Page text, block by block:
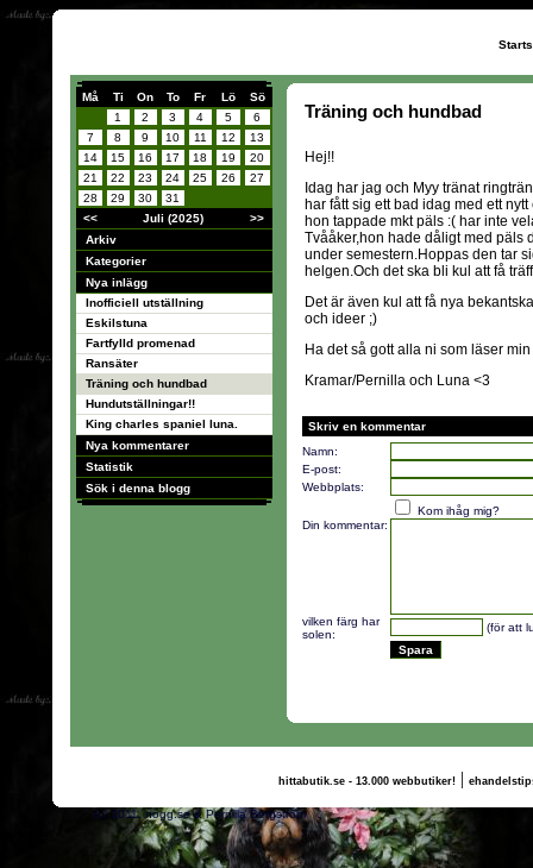
Må Ti On To Fr Lö
Sö
1
2 3 4 5
6
7
8 9 10 11 12
13
14
15 16 17 18 19
20
21
22 23 24 25 26
27
28
29 30
31
<<
Juli (2025)
>>
Arkiv
Kategorier
Nya inlägg
Inofficiell utställning
Eskilstuna
Fartfylld promenad
Ransäter
Träning och hundbad
Hundutställningar!!
King charles spaniel luna.
Nya kommentarer
Statistik
Sök i denna blogg
Träning och hundbad
Hej!!
Idag har jag och Myy tränat
har fått sig ett bad idag med ett
hon tappade mkt päls :( har inte
Tvååker,hon hade dåligt med päls
under semestern.Hoppas den tar
helgen.Och det ska bli kul att få
Det är även kul att få nya
och ideer ;)
Ha det så gott alla ni som läser
Kramar/Pernilla och Luna <3
Skriv en kommentar
Namn:
E-post:
Webbplats:
Kom ihåg mig?
Din kommentar:
vilken färg har
solen:
(för att
hittabutik.se - 13.000 webbutiker!|
(c) 2011, nogg.se & Pernilla Bergström